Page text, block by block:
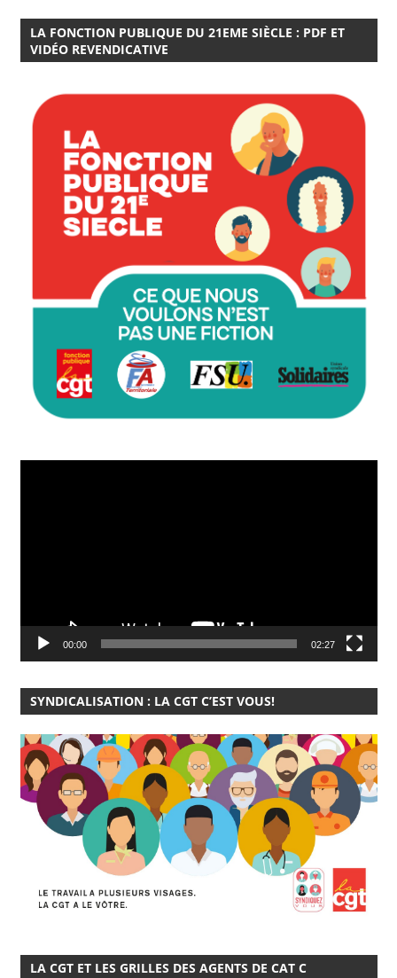
LA FONCTION PUBLIQUE DU 21EME SIÈCLE : PDF ET
VIDÉO REVENDICATIVE
00:00 02:27
SYNDICALISATION : LA CGT C’EST VOUS!
LA CGT ET LES GRILLES DES AGENTS DE CAT C